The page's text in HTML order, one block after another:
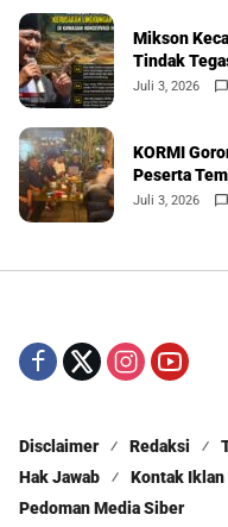
Mikson
Tindak
Juli 3, 2026
KORMI
Peserta
Juli 3, 2026
Disclaimer Redaksi
Hak Jawab
Kontak Iklan
Pedoman Media Siber